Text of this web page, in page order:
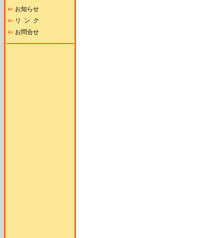
お知らせ
リ ン ク
お問合せ